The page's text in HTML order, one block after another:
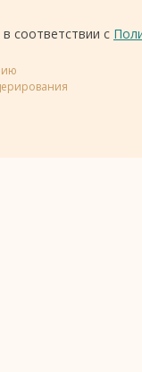
соответствии с